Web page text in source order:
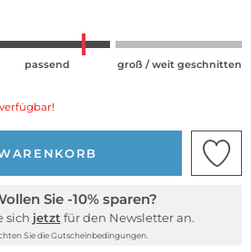
passend groß / weit geschnitten
Sie -10% sparen?
sich jetzt für den Newsletter an.
Sie die Gutscheinbedingungen.